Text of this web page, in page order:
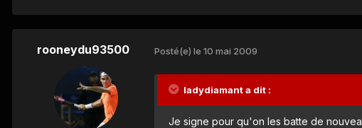
rooneydu93500 Posté(e) le 10 mai 2009
ladydiamant a dit :
Je signe pour qu'on les batte de